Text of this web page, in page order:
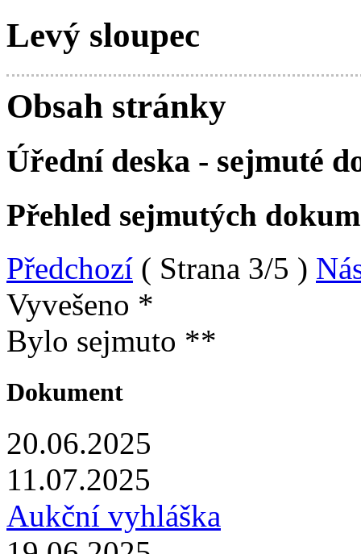
Levý sloupec
Obsah stránky
Úřední deska - sejmuté
Přehled sejmutých
Předchozí ( Strana 3/5 )
Vyvešeno *
Bylo sejmuto **
Dokument
20.06.2025
11.07.2025
Aukční vyhláška